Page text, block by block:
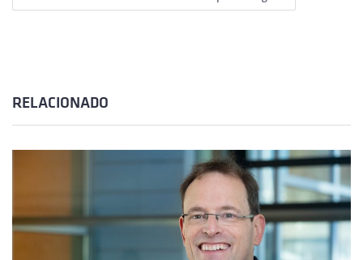
RELACIONADO